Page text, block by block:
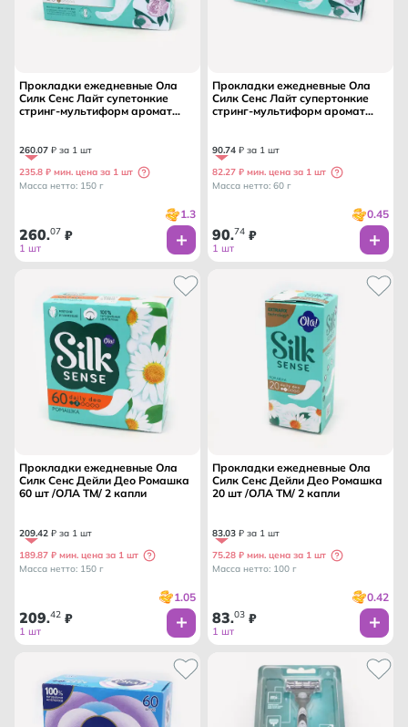
Прокладки ежедневные Ола
Силк Сенс Лайт супетонкие
стринг-мультиформ аромат
260.07 ₽ за 1 шт
235.8 ₽ мин. цена за 1 шт
Масса нетто: 150 г
1.3
260.07 ₽
1 шт
Прокладки ежедневные Ола
Силк Сенс Лайт супертонкие
стринг-мультиформ аромат
90.74 ₽ за 1 шт
82.27 ₽ мин. цена за 1 шт
Масса нетто: 60 г
0.45
90.74 ₽
1 шт
Прокладки ежедневные Ола
Силк Сенс Дейли Део Ромашка
60 шт /ОЛА ТМ/ 2 капли
209.42 ₽ за 1 шт
189.87 ₽ мин. цена за 1 шт
Масса нетто: 150 г
1.05
209.42 ₽
1 шт
Прокладки ежедневные Ола
Силк Сенс Дейли Део Ромашка
20 шт /ОЛА ТМ/ 2 капли
83.03 ₽ за 1 шт
75.28 ₽ мин. цена за 1 шт
Масса нетто: 100 г
0.42
83.03 ₽
1 шт